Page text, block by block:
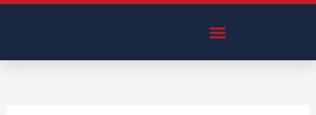
Zum